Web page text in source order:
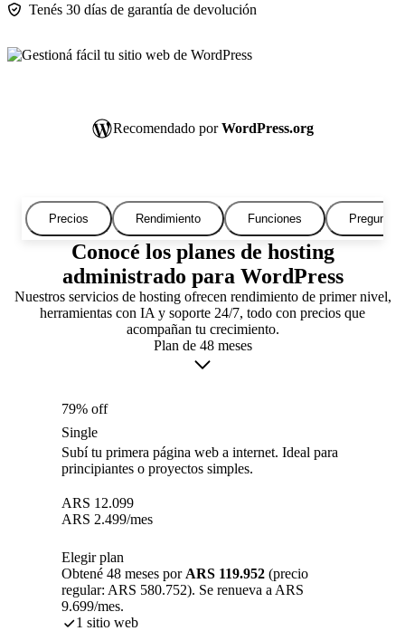
Tenés 30 días de garantía de devolución
Recomendado porWordPress.org
Precios Rendimiento Funciones
Conocé los planes de hosting
administrado para WordPress
Nuestros servicios de hosting ofrecen rendimiento de primer nivel,
herramientas con IA y soporte 24/7, todo con precios que
acompañan tu crecimiento.
Plan de 48 meses
79% off
Single
Subí tu primera página web a internet. Ideal para
principiantes o proyectos simples.
ARS 12.099
ARS 2.499/mes
Elegir plan
Obtené 48 meses por ARS 119.952 (precio
regular: ARS 580.752). Se renueva a ARS
9.699/mes.
1 sitio web